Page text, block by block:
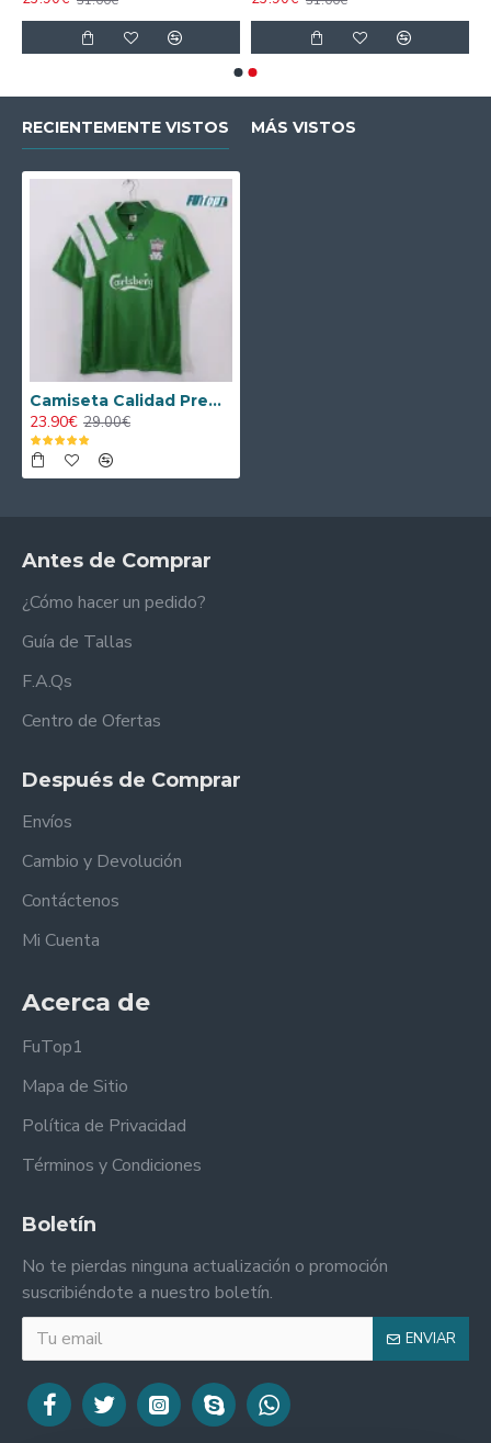
RECIENTEMENTE VISTOS MÁS VISTOS
Camiseta Calidad Premium Liverpool Segunda Equipación 1992/93 Retro Clasico
23.90€ 29.00€
Antes de Comprar
¿Cómo hacer un pedido?
Guía de Tallas
F.A.Qs
Centro de Ofertas
Después de Comprar
Envíos
Cambio y Devolución
Contáctenos
Mi Cuenta
Acerca de
FuTop1
Mapa de Sitio
Política de Privacidad
Términos y Condiciones
Boletín
No te pierdas ninguna actualización o promoción
suscribiéndote a nuestro boletín.
ENVIAR